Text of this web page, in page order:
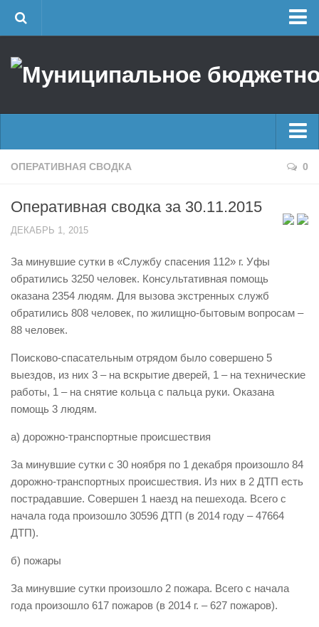
Об учреждении
Районные УГЗ
Поисково-спасательный отряд г. Уфы
Центр размещения пострадавших
Отчеты о реализации муниципальных программ
История
Виды деятельности
Обслуживание опасных производственных объектов
УГЗ рекомендует
Памятки населению
Как стать спасателем
Уголок гражданской обороны
Пресс-центр
Фотогалерея
Главные новости
Оперативная сводка
Половодье
Купальный сезон
ОПЕРАТИВНАЯ СВОДКА 0
Оперативная сводка за 30.11.2015
ДЕКАБРЬ 1, 2015
За минувшие сутки в «Службу спасения 112» г. Уфы
обратились 3250 человек. Консультативная помощь
оказана 2354 людям. Для вызова экстренных служб
обратились 808 человек, по жилищно-бытовым вопросам –
88 человек.
Поисково-спасательным отрядом было совершено 5
выездов, из них 3 – на вскрытие дверей, 1 – на технические
работы, 1 – на снятие кольца с пальца руки. Оказана
помощь 3 людям.
а) дорожно-транспортные происшествия
За минувшие сутки с 30 ноября по 1 декабря произошло 84
дорожно-транспортных происшествия. Из них в 2 ДТП есть
пострадавшие. Совершен 1 наезд на пешехода. Всего с
начала года произошло 30596 ДТП (в 2014 году – 47664
ДТП).
б) пожары
За минувшие сутки произошло 2 пожара. Всего с начала
года произошло 617 пожаров (в 2014 г. – 627 пожаров).